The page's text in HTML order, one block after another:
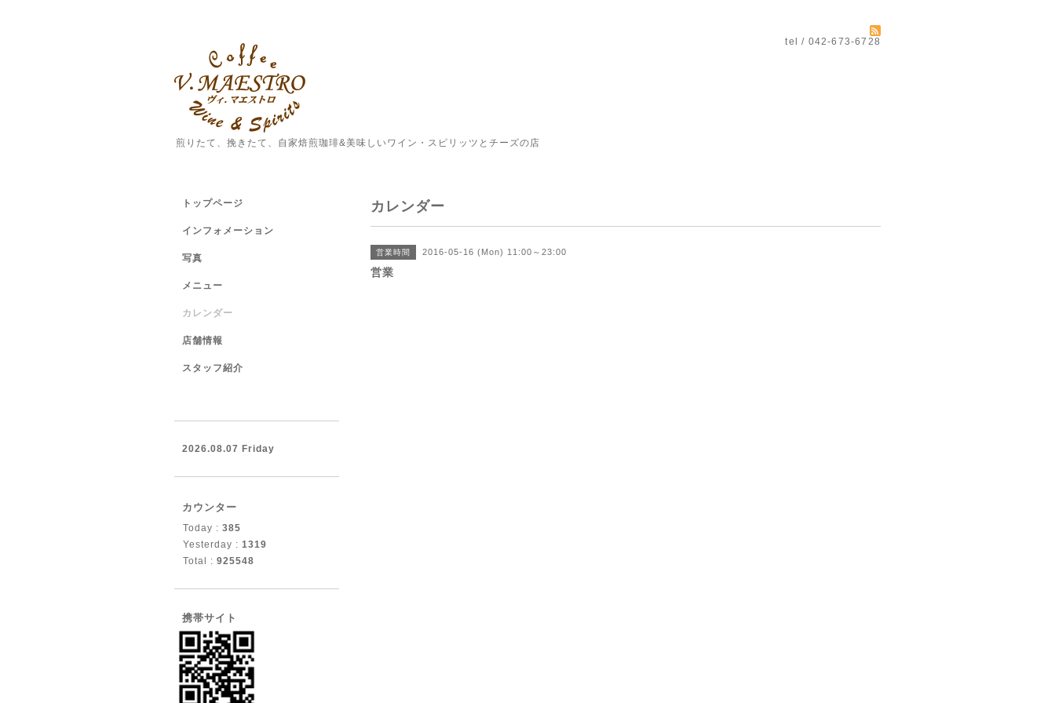
tel / 042-673-6728
煎りたて、挽きたて、自家焙煎珈琲&美味しいワイン・スピリッツとチーズの店
カレンダー
営業時間 2016-05-16 (Mon) 11:00～23:00
営業
トップページ
インフォメーション
写真
メニュー
カレンダー
店舗情報
スタッフ紹介
2026.08.07 Friday
カウンター
Today : 385
Yesterday : 1319
Total : 925548
携帯サイト